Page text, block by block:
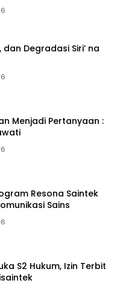
dan Degradasi Siri’ na
Menjadi Pertanyaan :
Resona Saintek
Sains
S2 Hukum, Izin Terbit